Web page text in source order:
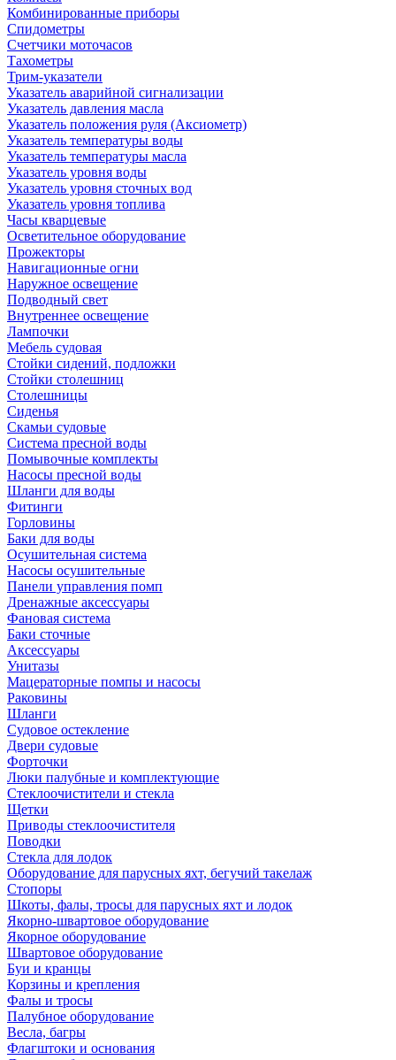
Комбинированные приборы
Спидометры
Счетчики моточасов
Тахометры
Трим-указатели
Указатель аварийной сигнализации
Указатель давления масла
Указатель положения руля (Аксиометр)
Указатель температуры воды
Указатель температуры масла
Указатель уровня воды
Указатель уровня сточных вод
Указатель уровня топлива
Часы кварцевые
Осветительное оборудование
Прожекторы
Навигационные огни
Наружное освещение
Подводный свет
Внутреннее освещение
Лампочки
Мебель судовая
Стойки сидений, подложки
Стойки столешниц
Столешницы
Сиденья
Скамьи судовые
Система пресной воды
Помывочные комплекты
Насосы пресной воды
Шланги для воды
Фитинги
Горловины
Баки для воды
Осушительная система
Насосы осушительные
Панели управления помп
Дренажные аксессуары
Фановая система
Баки сточные
Аксессуары
Унитазы
Мацераторные помпы и насосы
Раковины
Шланги
Судовое остекление
Двери судовые
Форточки
Люки палубные и комплектующие
Стеклоочистители и стекла
Щетки
Приводы стеклоочистителя
Поводки
Стекла для лодок
Оборудование для парусных яхт, бегучий такелаж
Стопоры
Шкоты, фалы, тросы для парусных яхт и лодок
Якорно-швартовое оборудование
Якорное оборудование
Швартовое оборудование
Буи и кранцы
Корзины и крепления
Фалы и тросы
Палубное оборудование
Весла, багры
Флагштоки и основания